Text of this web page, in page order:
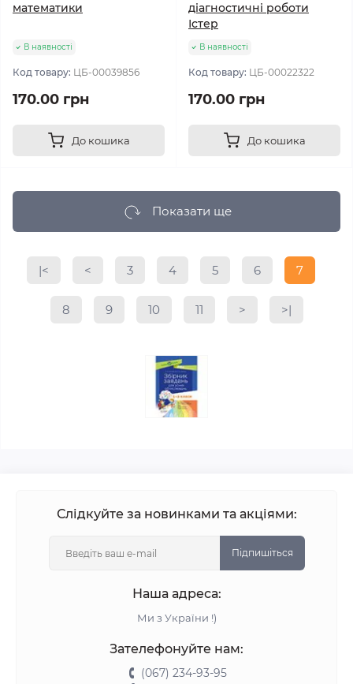
математики
В наявності
Код товару: ЦБ-00039856
170.00 грн
До кошика
діагностичні роботи
Істер
В наявності
Код товару: ЦБ-00022322
170.00 грн
До кошика
Показати ще
|< < 3 4 5 6 7
8 9 10 11 > >|
Слідкуйте за новинками та акціями:
Підпишіться
Наша адреса:
Ми з України !)
Зателефонуйте нам:
(067) 234-93-95